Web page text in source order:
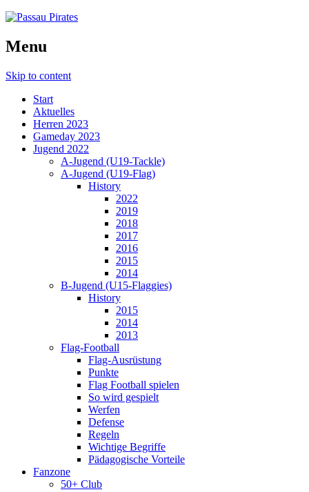
Menu
Skip to content
Start
Aktuelles
Herren 2023
Gameday 2023
Jugend 2022
A-Jugend (U19-Tackle)
A-Jugend (U19-Flag)
History
2022
2019
2018
2017
2016
2015
2014
B-Jugend (U15-Flaggies)
History
2015
2014
2013
Flag-Football
Flag-Ausrüstung
Punkte
Flag Football spielen
So wird gespielt
Werfen
Defense
Regeln
Wichtige Begriffe
Pädagogische Vorteile
Fanzone
50+ Club